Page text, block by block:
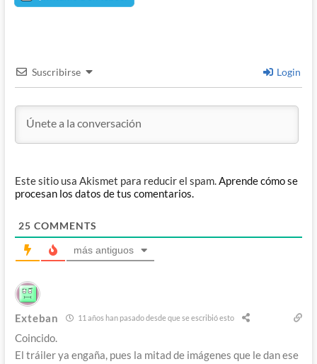
Suscribirse Login
Este sitio usa Akismet para reducir el spam.Aprende cómo se
procesan los datos de tus comentarios.
25 COMMENTS
más antiguos
Exteban 11 años han pasado desde que se escribió esto
Coincido.
El tráiler ya engaña, pues la mitad de imágenes que le dan ese